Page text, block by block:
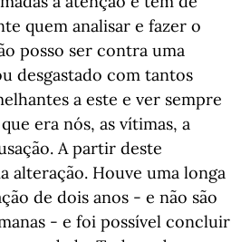
quem analisar e fazer o
posso ser contra uma
desgastado com tantos
a este e ver sempre
era nós, as vítimas, a
A partir deste
alteração. Houve uma longa
de dois anos - e não são
- e foi possível concluir